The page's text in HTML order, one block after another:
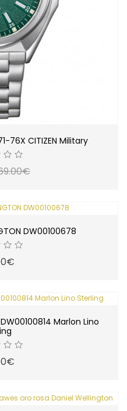
76X CITIZEN Military
DW00100678
DW00100814 Marlon Lino